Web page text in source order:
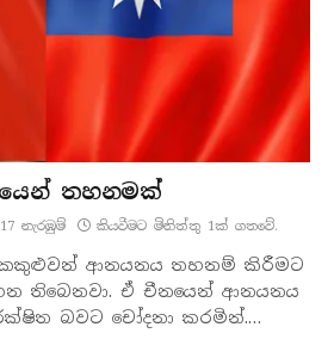
තහනමක්
17 නැරඹු​ම් කියවීමට මිනිත්තු 1ක් ගතවේ.
කකුළුවන් ආනයනය තහනම් කිරීමට
තිබෙනවා. ඒ චීනයෙන් ආනයනය
බවට චෝදනා කරමින්.…